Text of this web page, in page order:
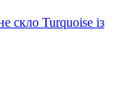
скло Turquoise із